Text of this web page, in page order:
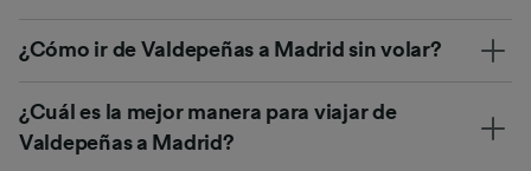
¿Cómo ir de Valdepeñas a Madrid sin volar?
¿Cuál es la mejor manera para viajar de
Valdepeñas a Madrid?